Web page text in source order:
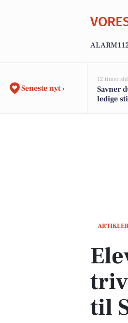
Seneste nyt ›
12 timer
Savner
ledige
Elev-
til